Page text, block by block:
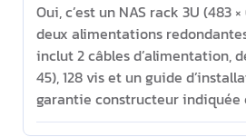
Oui, c’est un NAS rack 3U (483
deux alimentations
inclut 2 câbles d’alimentation,
45), 128 vis et un guide
garantie constructeur indiquée